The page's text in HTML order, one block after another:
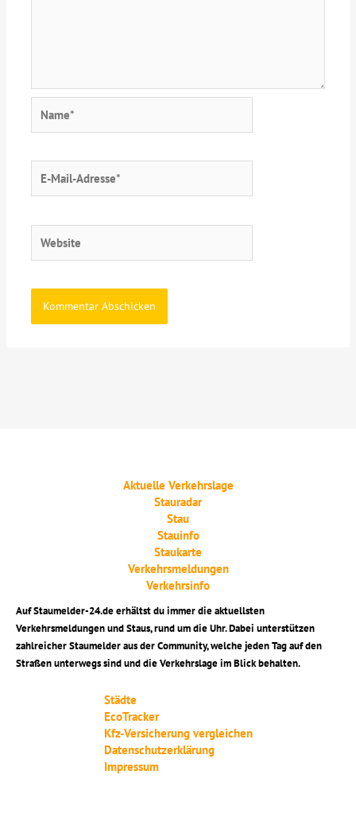
Mail-
Aktuelle Verkehrslage
Stauradar
Stau
Stauinfo
Staukarte
Verkehrsmeldungen
Verkehrsinfo
Auf Staumelder-24.de erhältst du immer die aktuellsten
Verkehrsmeldungen und Staus, rund um die Uhr. Dabei unterstützen
zahlreicher Staumelder aus der Community, welche jeden Tag auf den
Straßen unterwegs sind und die Verkehrslage im Blick behalten.
Städte
EcoTracker
Kfz-Versicherung vergleichen
Datenschutzerklärung
Impressum